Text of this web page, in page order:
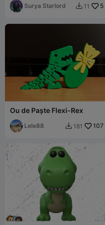
Surya Starlord  11 5
Ou de Paște Flexi-Rex
Lele88  181 107